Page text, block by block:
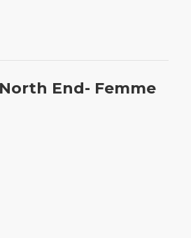
End- Femme